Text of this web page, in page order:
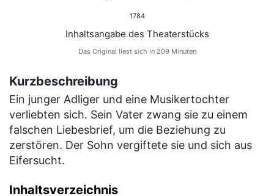
1784
Inhaltsangabe des Theaterstücks
Das Original liest sich in 209 Minuten
Kurzbeschreibung
Ein junger Adliger und eine Musikertochter
verliebten sich. Sein Vater zwang sie zu einem
falschen Liebesbrief, um die Beziehung zu
zerstören. Der Sohn vergiftete sie und sich aus
Eifersucht.
Inhaltsverzeichnis